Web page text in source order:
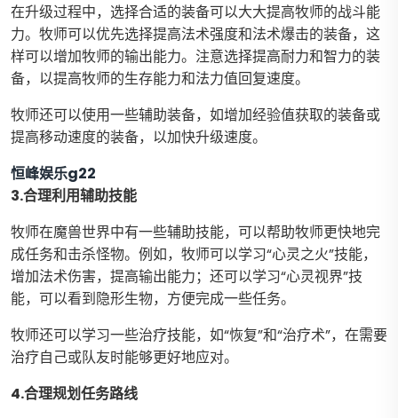
在升级过程中，选择合适的装备可以大大提高牧师的战斗能
力。牧师可以优先选择提高法术强度和法术爆击的装备，这
样可以增加牧师的输出能力。注意选择提高耐力和智力的装
备，以提高牧师的生存能力和法力值回复速度。
牧师还可以使用一些辅助装备，如增加经验值获取的装备或
提高移动速度的装备，以加快升级速度。
恒峰娱乐g22
3.合理利用辅助技能
牧师在魔兽世界中有一些辅助技能，可以帮助牧师更快地完
成任务和击杀怪物。例如，牧师可以学习“心灵之火”技能，
增加法术伤害，提高输出能力；还可以学习“心灵视界”技
能，可以看到隐形生物，方便完成一些任务。
牧师还可以学习一些治疗技能，如“恢复”和“治疗术”，在需要
治疗自己或队友时能够更好地应对。
4.合理规划任务路线